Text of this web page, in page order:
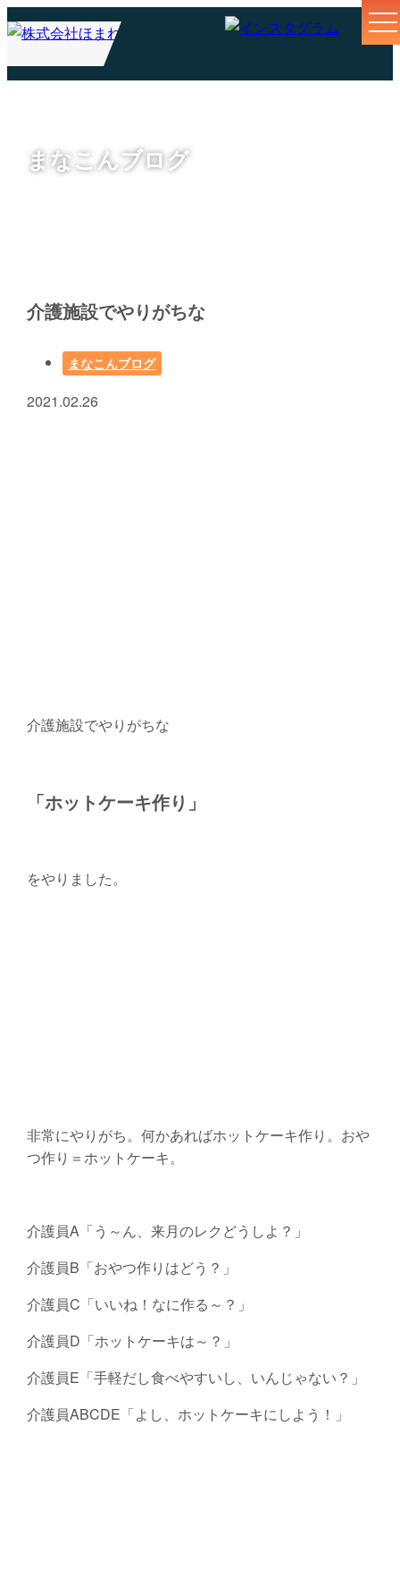
まなこんブログ
介護施設でやりがちな
まなこんブログ
2021.02.26
介護施設でやりがちな
「ホットケーキ作り」
をやりました。
非常にやりがち。何かあればホットケーキ作り。おや
つ作り＝ホットケーキ。
介護員A「う～ん、来月のレクどうしよ？」
介護員B「おやつ作りはどう？」
介護員C「いいね！なに作る～？」
介護員D「ホットケーキは～？」
介護員E「手軽だし食べやすいし、いんじゃない？」
介護員ABCDE「よし、ホットケーキにしよう！」